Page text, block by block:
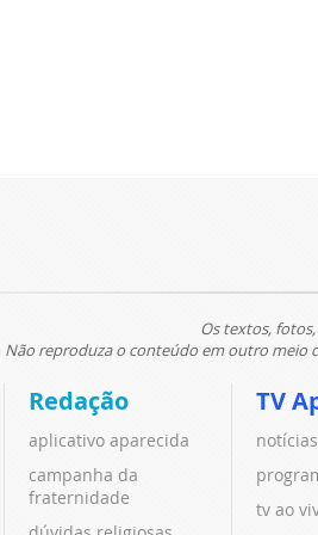
Os textos,
Não reproduza o conteúdo em outro meio
Redação
aplicativo aparecida
campanha da
fraternidade
TV
notícias
tv ao